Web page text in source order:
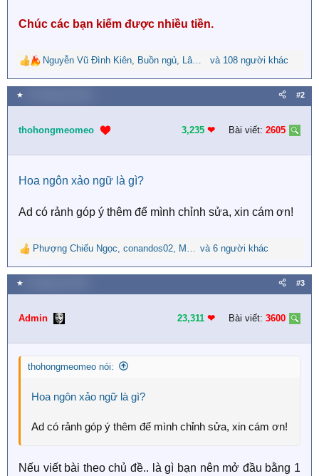
Chúc các bạn kiếm được nhiều tiền.
R
e
a
c
i
n
:
Nguyễn Vũ Đình Kiên Buồn ngủ Lâm Thiên Nguyệt và 108 người khác
★ #2
thohongmeomeo 3,235 ❤︎ Bài viết: 2605
Hoa ngôn xảo ngữ là gì?
Ad có rảnh góp ý thêm để mình chỉnh sửa, xin cám ơn!
R
e
a
c
i
n
s
Phượng Chiếu Ngọc conandos02 Mèo A Mao Huỳnh Mai và 6 người khác
★ #3
Admin 23,311 ❤︎ Bài viết: 3600
thohongmeomeo nói:
Hoa ngôn xảo ngữ là gì?
Ad có rảnh góp ý thêm để mình chỉnh sửa, xin cám ơn!
Nếu viết bài theo chủ đề.. là gì bạn nên mở đầu bằng 1